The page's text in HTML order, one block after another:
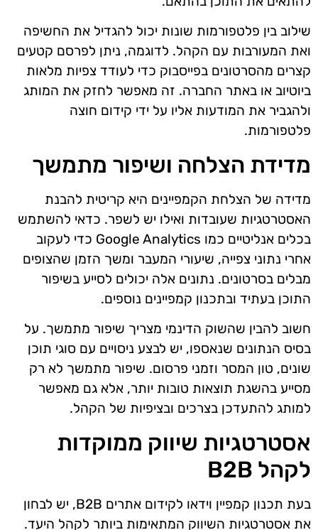
שילוב בין פלטפורמות שונות יכול להגדיל את החשיפה
ואת המעורבות עם הקהל. לדוגמה, ניתן לפרסם קטעים
קצרים מהסרטונים בפייסבוק כדי לעודד צפיות מלאות
ביוטיוב או באתר החברה. זה מאפשר לחזק את המותג
ולהגביר את המודעות אליו על ידי קידום חוצה
פלטפורמות.
מדידת הצלחה ושיפור מתמשך
מדידה של הצלחת הקמפיינים היא קריטית להבנת
האסטרטגיות שעובדות ואילו יש לשפר. כדאי להשתמש
בכלים אנליטיים כמו Google Analytics כדי לעקוב
אחרי נתוני צפייה, שיעורי המעבר ומשך הזמן שהצופים
מבלים בסרטונים. נתונים אלה יכולים לסייע בשיפור
התוכן בעתיד ובתכנון קמפיינים נוספים.
חשוב להבין שהשוק הדינמי מצריך שיפור מתמשך. על
בסיס הנתונים שנאספו, יש לבצע ניסויים עם סוגי תוכן
שונים, טון המסר וזמני פרסום. שיפור מתמשך לא רק
מסייע בהשגת תוצאות טובות יותר, אלא גם מאפשר
למותג להתעדכן בצרכים ובציפיות של הקהל.
אסטרטגיות שיווק ממוקדות
לקהל B2B
בעת תכנון קמפיין וידאו לקידום אתרים B2B, יש לבחון
את אסטרטגיות השיווק המתאימות ביותר לקהל היעד.